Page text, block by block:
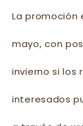
La
mayo, con
invierno si los
interesados